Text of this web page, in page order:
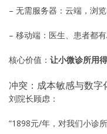
– 无需服务器：云端，浏
– 移动端：医生、患者都
核心价值： 让小微诊所用
冲突：成本敏感与数字
刘院长顾虑：
“1898元/年，对我们小诊